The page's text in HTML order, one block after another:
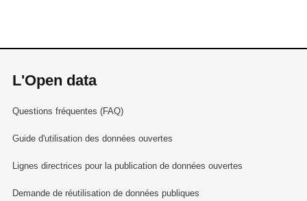
L'Open data
Questions fréquentes (FAQ)
Guide d'utilisation des données ouvertes
Lignes directrices pour la publication de données ouvertes
Demande de réutilisation de données publiques